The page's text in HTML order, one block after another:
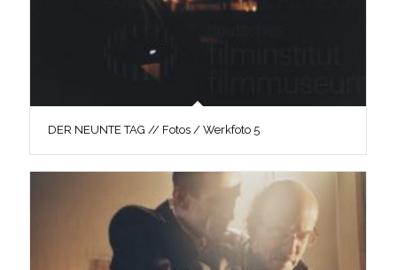
DER NEUNTE TAG // Fotos / Werkfoto 5